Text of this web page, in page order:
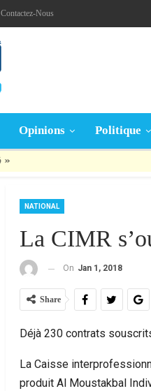
Contactez-Nous
Opinions Politique
NATIONAL
La CIMR
On Jan 1, 2018
Share
Déjà 230 contrats
La Caisse
produit Al Moustakbal